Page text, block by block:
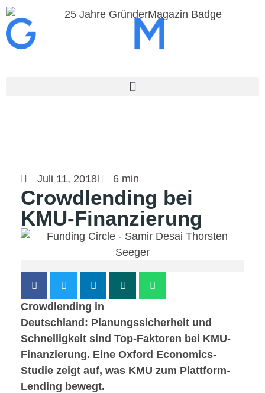
Juli 11, 2018 6 min
Crowdlending bei
KMU-Finanzierung
Crowdlending in
Deutschland: Planungssicherheit und
Schnelligkeit sind Top-Faktoren bei KMU-
Finanzierung. Eine Oxford Economics-
Studie zeigt auf, was KMU zum Plattform-
Lending bewegt.